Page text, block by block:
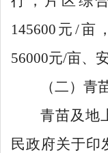
145600 元 /亩，
56000元/亩、
（二）青
青苗及地
民政府关于印